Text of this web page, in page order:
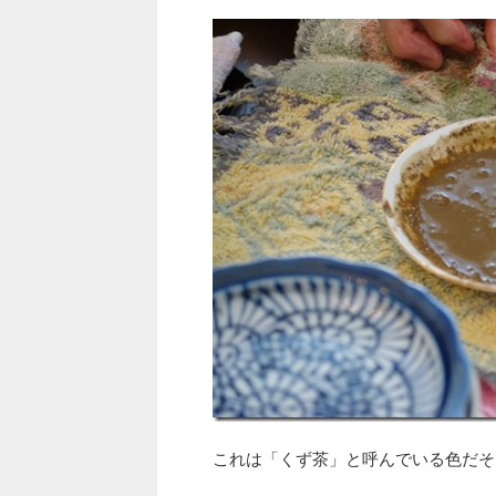
これは「くず茶」と呼んでいる色だ